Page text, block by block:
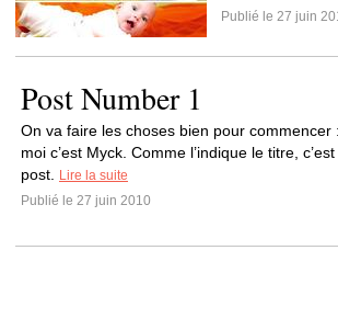
Publié le 27 juin
Post Number 1
On va faire les choses bien pour commencer
moi c’est Myck. Comme l’indique le titre,
post.
Lire la suite
Publié le 27 juin 2010